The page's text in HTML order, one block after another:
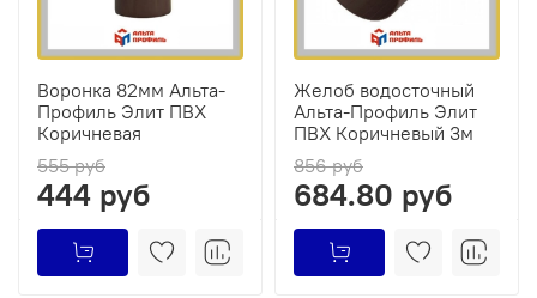
Воронка 82мм Альта-
Профиль Элит ПВХ
Коричневая
555 руб
444 руб
Желоб водосточный
Альта-Профиль Элит
ПВХ Коричневый 3м
856 руб
684.80 руб